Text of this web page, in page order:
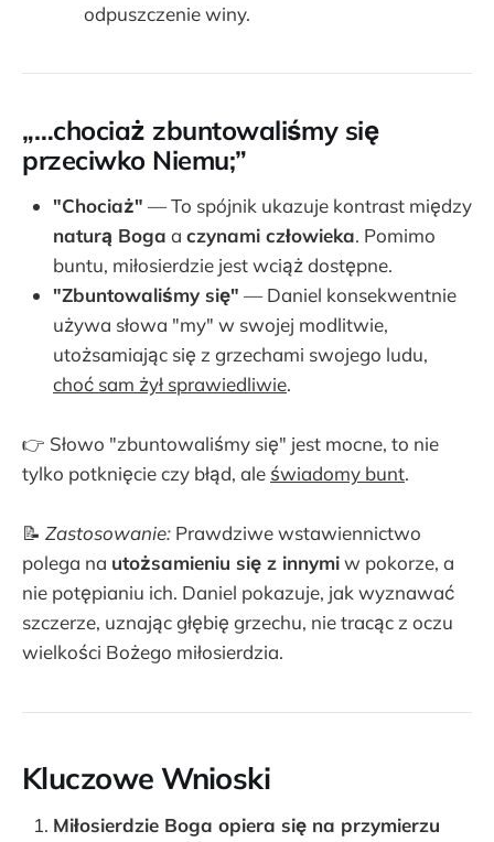
odpuszczenie winy.
„…chociaż zbuntowaliśmy się
przeciwko Niemu;”
"Chociaż" — To spójnik ukazuje kontrast między
naturą Boga a czynami człowieka. Pomimo
buntu, miłosierdzie jest wciąż dostępne.
"Zbuntowaliśmy się" — Daniel konsekwentnie
używa słowa "my" w swojej modlitwie,
utożsamiając się z grzechami swojego ludu,
choć sam żył sprawiedliwie.
👉 Słowo "zbuntowaliśmy się" jest mocne, to nie
tylko potknięcie czy błąd, ale świadomy bunt.
📝 Zastosowanie: Prawdziwe wstawiennictwo
polega na utożsamieniu się z innymiw pokorze, a
nie potępianiu ich. Daniel pokazuje, jak wyznawać
szczerze, uznając głębię grzechu, nie tracąc z oczu
wielkości Bożego miłosierdzia.
Kluczowe Wnioski
Miłosierdzie Boga opiera się na przymierzu